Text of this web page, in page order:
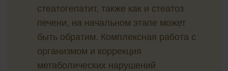
стеатогепатит, также как и стеатоз
печени, на начальном этапе может
быть обратим. Комплексная работа с
организмом и коррекция
метаболических нарушений